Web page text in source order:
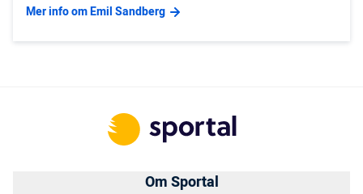
Mer info om Emil Sandberg
Om Sportal